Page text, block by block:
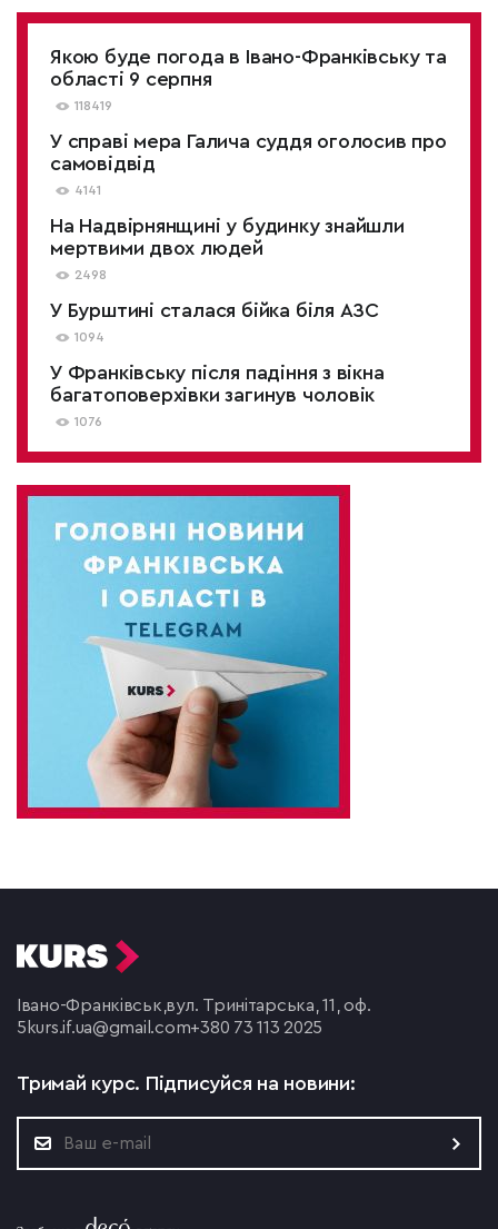
Якою буде погода в Івано-Франківську та
області 9 серпня
118419
У справі мера Галича суддя оголосив про
самовідвід
4141
На Надвірнянщині у будинку знайшли
мертвими двох людей
2498
У Бурштині сталася бійка біля АЗС
1094
У Франківську після падіння з вікна
багатоповерхівки загинув чоловік
1076
Івано-Франківськ, вул. Тринітарська, 11, оф.
5 kurs.if.ua@gmail.com+380 73 113 2025
Тримай курс. Підписуйся на новини: